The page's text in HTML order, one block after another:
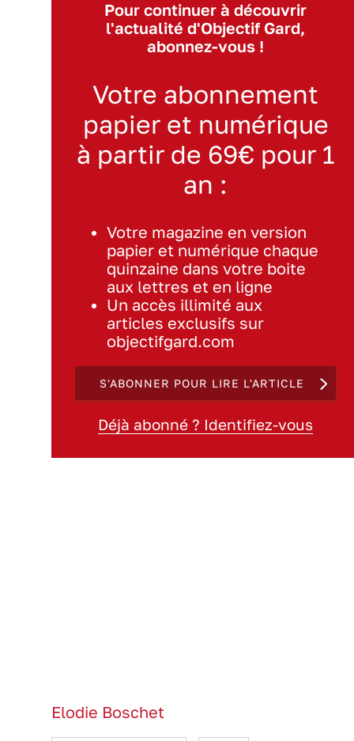
Pour continuer à découvrir
l'actualité d'Objectif Gard,
abonnez-vous !
Votre abonnement
papier et numérique
à partir de 69€ pour 1
an :
Votre magazine en version
papier et numérique chaque
quinzaine dans votre boite
aux lettres et en ligne
Un accès illimité aux
articles exclusifs sur
objectifgard.com
S'ABONNER POUR LIRE L'ARTICLE
Déjà abonné ? Identifiez-vous
Elodie Boschet